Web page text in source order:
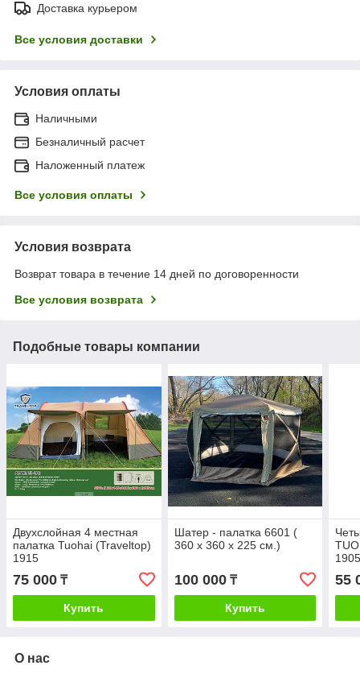
Доставка курьером
Все условия доставки
Условия оплаты
Наличными
Безналичный расчет
Наложенный платеж
Все условия оплаты
Условия возврата
Возврат товара в течение 14 дней по договоренности
Все условия возврата
Подобные товары компании
Двухслойная 4 местная
палатка Tuohai (Traveltop)
1915
75 000 ₸
Купить
Шатер - палатка 6601 (
360 х 360 х 225 см.)
100 000₸
Купить
55
О нас